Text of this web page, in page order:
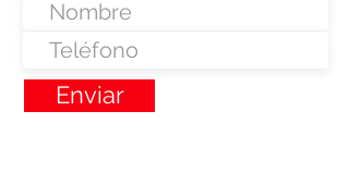
Nunca fue tan fácil montar un negocio
Enviar